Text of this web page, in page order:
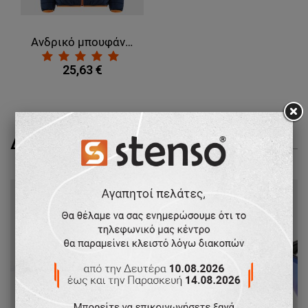
Ανδρικό μπουφάν SPEEDY NEO NAVY BLUE/ORANGE
25,63 €
ΔΕΊΤΕ ΠΕΡΙΣΣΌΤΕΡΑ